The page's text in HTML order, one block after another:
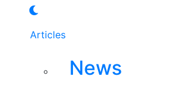
Articles
News